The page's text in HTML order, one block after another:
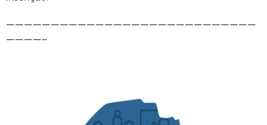
————————————————————————————
————–